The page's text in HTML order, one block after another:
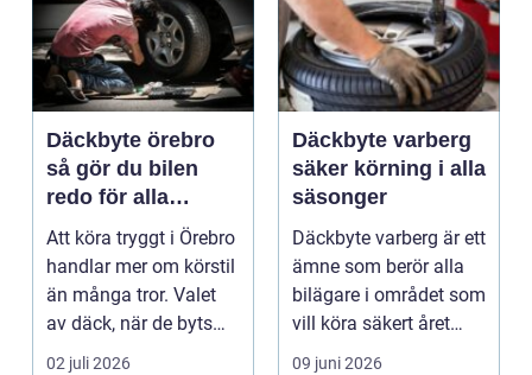
Däckbyte örebro
så gör du bilen
redo för alla
årstider
Att köra tryggt i Örebro
handlar mer om körstil
än många tror. Valet
av däck, när de byts
och hur de...
02 juli 2026
Däckbyte varberg
säker körning i alla
säsonger
Däckbyte varberg är ett
ämne som berör alla
bilägare i området som
vill köra säkert året
om. När väd...
09 juni 2026